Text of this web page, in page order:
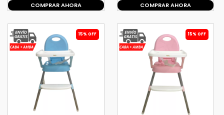
COMPRAR AHORA COMPRAR AHORA
15% OFF 15% OFF